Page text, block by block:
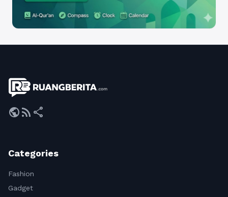
publicrss_feed share
Categories
Fashion
Gadget